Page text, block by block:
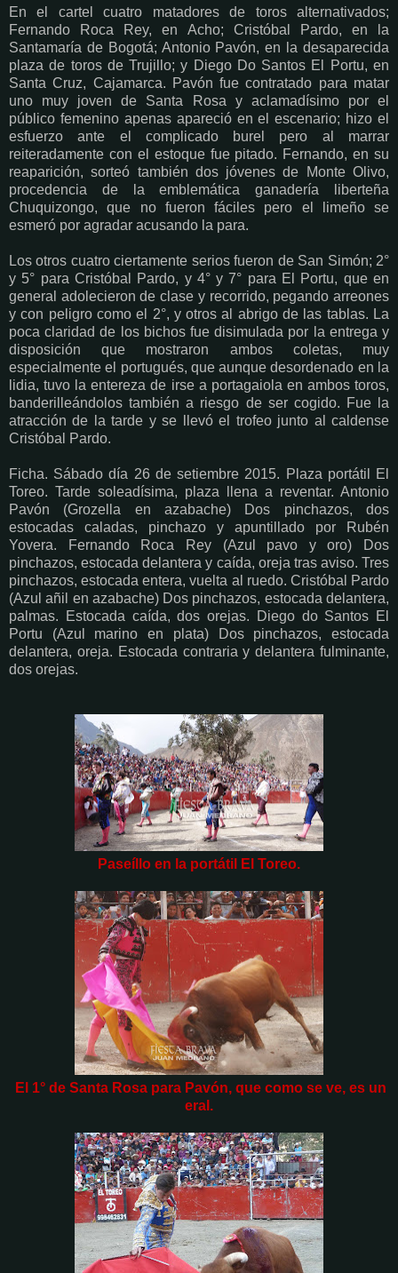
En el cartel cuatro matadores de toros alternativados;
Fernando Roca Rey, en Acho; Cristóbal Pardo, en la
Santamaría de Bogotá; Antonio Pavón, en la desaparecida
plaza de toros de Trujillo; y Diego Do Santos El Portu, en
Santa Cruz, Cajamarca. Pavón fue contratado para matar
uno muy joven de Santa Rosa y aclamadísimo por el
público femenino apenas apareció en el escenario; hizo el
esfuerzo ante el complicado burel pero al marrar
reiteradamente con el estoque fue pitado. Fernando, en su
reaparición, sorteó también dos jóvenes de Monte Olivo,
procedencia de la emblemática ganadería liberteña
Chuquizongo, que no fueron fáciles pero el limeño se
esmeró por agradar acusando la para.
Los otros cuatro ciertamente serios fueron de San Simón; 2°
y 5° para Cristóbal Pardo, y 4° y 7° para El Portu, que en
general adolecieron de clase y recorrido, pegando arreones
y con peligro como el 2°, y otros al abrigo de las tablas. La
poca claridad de los bichos fue disimulada por la entrega y
disposición que mostraron ambos coletas, muy
especialmente el portugués, que aunque desordenado en la
lidia, tuvo la entereza de irse a portagaiola en ambos toros,
banderilleándolos también a riesgo de ser cogido. Fue la
atracción de la tarde y se llevó el trofeo junto al caldense
Cristóbal Pardo.
Ficha. Sábado día 26 de setiembre 2015. Plaza portátil El
Toreo. Tarde soleadísima, plaza llena a reventar. Antonio
Pavón (Grozella en azabache) Dos pinchazos, dos
estocadas caladas, pinchazo y apuntillado por Rubén
Yovera. Fernando Roca Rey (Azul pavo y oro) Dos
pinchazos, estocada delantera y caída, oreja tras aviso. Tres
pinchazos, estocada entera, vuelta al ruedo. Cristóbal Pardo
(Azul añil en azabache) Dos pinchazos, estocada delantera,
palmas. Estocada caída, dos orejas. Diego do Santos El
Portu (Azul marino en plata) Dos pinchazos, estocada
delantera, oreja. Estocada contraria y delantera fulminante,
dos orejas.
Paseíllo en la portátil El Toreo.
El 1° de Santa Rosa para Pavón, que como se ve, es un
eral.